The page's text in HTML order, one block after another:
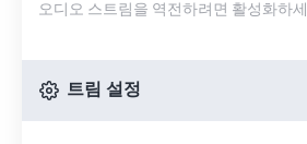
오디오 스트림을 역전하려면 활성화하
트림 설정